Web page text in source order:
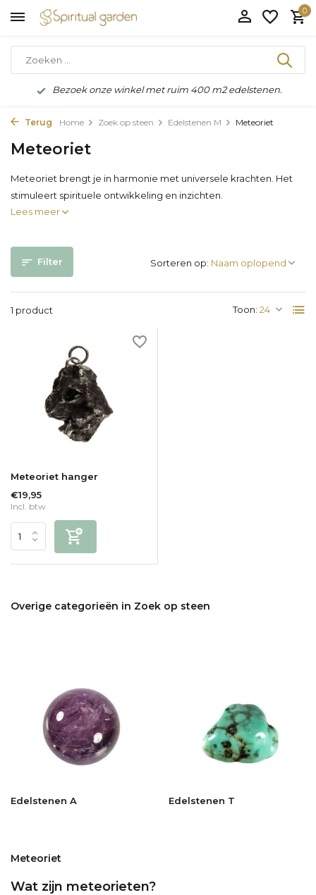
0
Bezoek onze winkel met ruim 400 m2 edelstenen.
Terug Home Zoek op steen Edelstenen M Meteoriet
Meteoriet
Meteoriet brengt je in harmonie met universele krachten. Het
stimuleert spirituele ontwikkeling en inzichten.
Lees meer
Filter
1 product Toon:
Sorteren op:
Meteoriet hanger
€19,95
Incl. btw
Overige categorieën in Zoek op steen
Edelstenen A Edelstenen T
Meteoriet
Wat zijn meteorieten?